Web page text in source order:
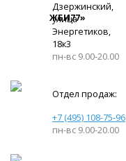
ЖБИ77»
Дзержинский,
улица
Энергетиков,
18к3
пн-вс 9.00-20.00
Отдел продаж:
+7 (495) 108-75-96
пн-вс 9.00-20.00